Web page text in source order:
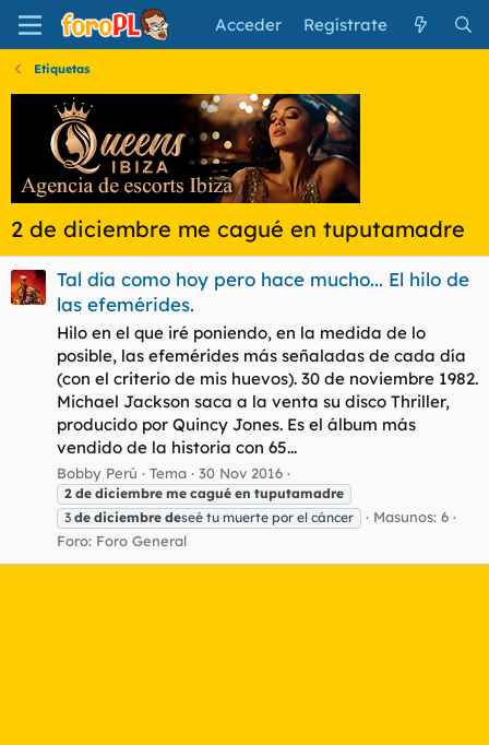
Acceder Regístrate
Etiquetas
2 de diciembre me cagué en tuputamadre
Tal día como hoy pero hace mucho... El hilo de
las efemérides.
Hilo en el que iré poniendo, en la medida de lo
posible, las efemérides más señaladas de cada día
(con el criterio de mis huevos). 30 de noviembre 1982.
Michael Jackson saca a la venta su disco Thriller,
producido por Quincy Jones. Es el álbum más
vendido de la historia con 65...
Bobby Perú Tema 30 Nov 2016
2 de diciembre me cagué en tuputamadre
3 de diciembre deseé tu muerte por el cáncer
Masunos: 6
Foro: Foro General